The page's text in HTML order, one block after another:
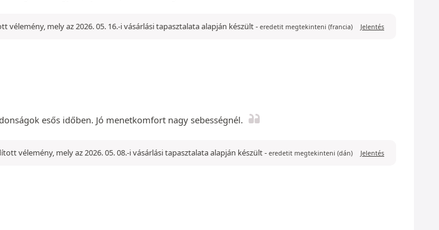
vélemény, mely az 2026. 05. 16.-i vásárlási tapasztalata alapján készült- eredetit megtekinteni (francia) Jelentés
esős időben. Jó menetkomfort nagy sebességnél.
vélemény, mely az 2026. 05. 08.-i vásárlási tapasztalata alapján készült- eredetit megtekinteni (dán) Jelentés